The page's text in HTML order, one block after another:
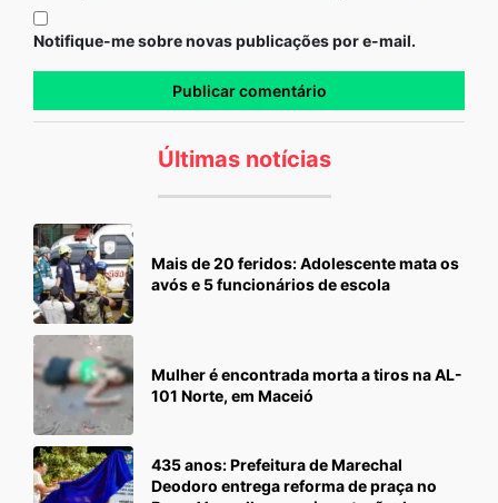
Notifique-me sobre novas publicações por e-mail.
Últimas notícias
Mais de 20 feridos: Adolescente mata os
avós e 5 funcionários de escola
Mulher é encontrada morta a tiros na AL-
101 Norte, em Maceió
435 anos: Prefeitura de Marechal
Deodoro entrega reforma de praça no